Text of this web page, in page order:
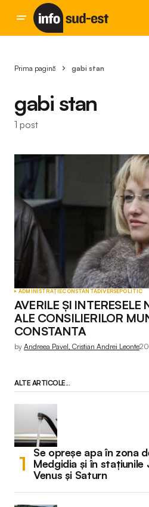
Prima pagină gabi stan
gabi stan
1 post
ADMINISTRAȚIECONSTANTADIVERSEPOLITIC
AVERILE ȘI INTERESELE
ALE CONSILIERILOR
CONSTANTA
by Andreea Pavel, Cristian Andrei Leonte20
ALTE ARTICOLE...
Se opreșe apa în zona
Medgidia și în
Venus și Saturn